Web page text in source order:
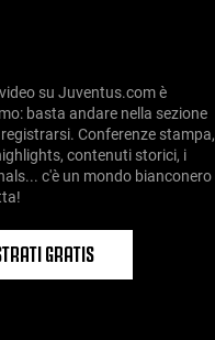
su Juventus.com è
basta andare nella sezione
registrarsi. Conferenze stampa,
contenuti storici, i
c'è un mondo bianconero
GRATIS